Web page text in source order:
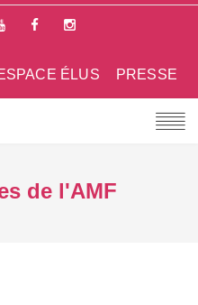
PRESSE
ÉLUS
de l'AMF